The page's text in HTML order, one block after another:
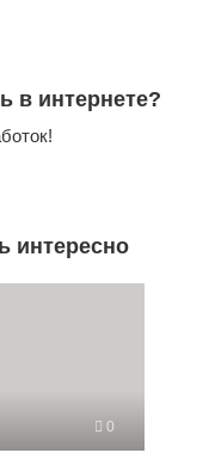
в интернете?
интересно
0